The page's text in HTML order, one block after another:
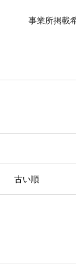
事業所掲載
古い順